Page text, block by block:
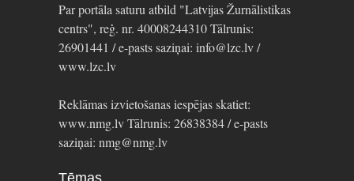
Par portāla saturu atbild "Latvijas Žurnālistikas
centrs", reģ. nr. 40008244310 Tālrunis:
26901441 / e-pasts saziņai: info@lzc.lv /
www.lzc.lv
Reklāmas izvietošanas iespējas skatiet:
www.nmg.lv Tālrunis: 26838384 / e-pasts
saziņai: nmg@nmg.lv